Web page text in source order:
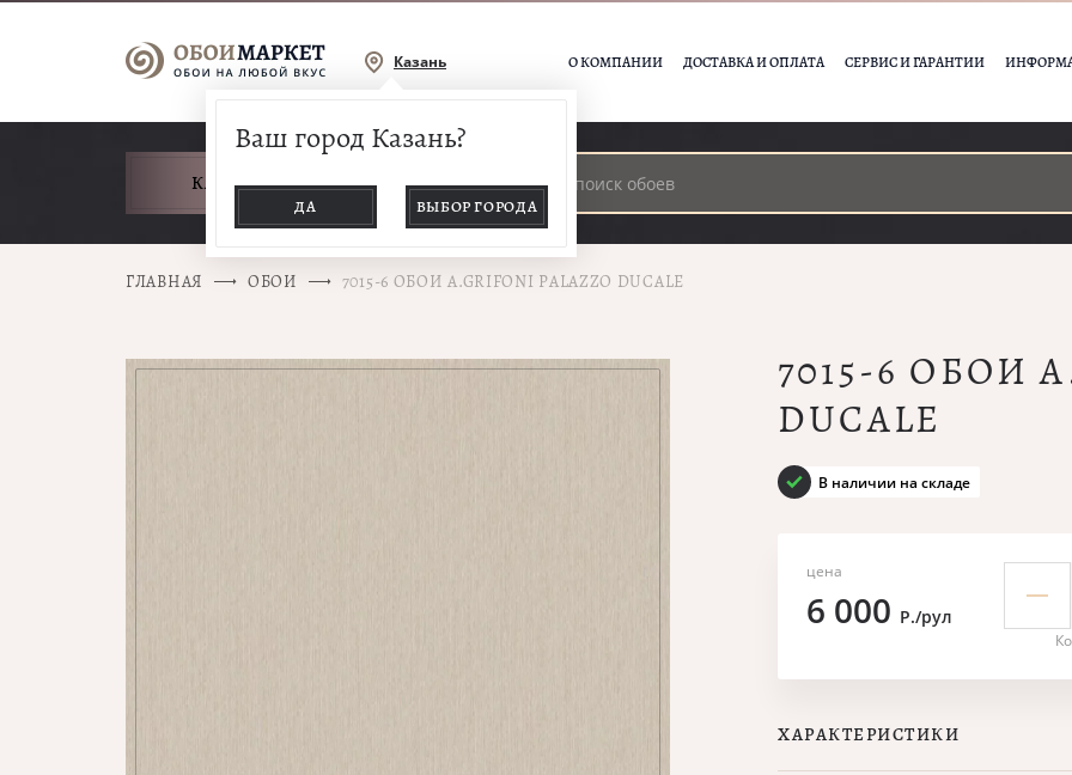
Казань О КОМПАНИИ ДОСТАВКА И ОПЛАТА СЕРВИС И ГАРАНТИИ
Ваш город Казань?
ДА ВЫБОР ГОРОДА
КАТАЛОГ ТОВАРОВ
ГЛАВНАЯ ОБОИ 7015-6 ОБОИ A.GRIFONI PALAZZO DUCALE
7015-6 ОБОИ
DUCALE
В наличии на складе
цена
6 000 Р./рул
ХАРАКТЕРИСТИКИ